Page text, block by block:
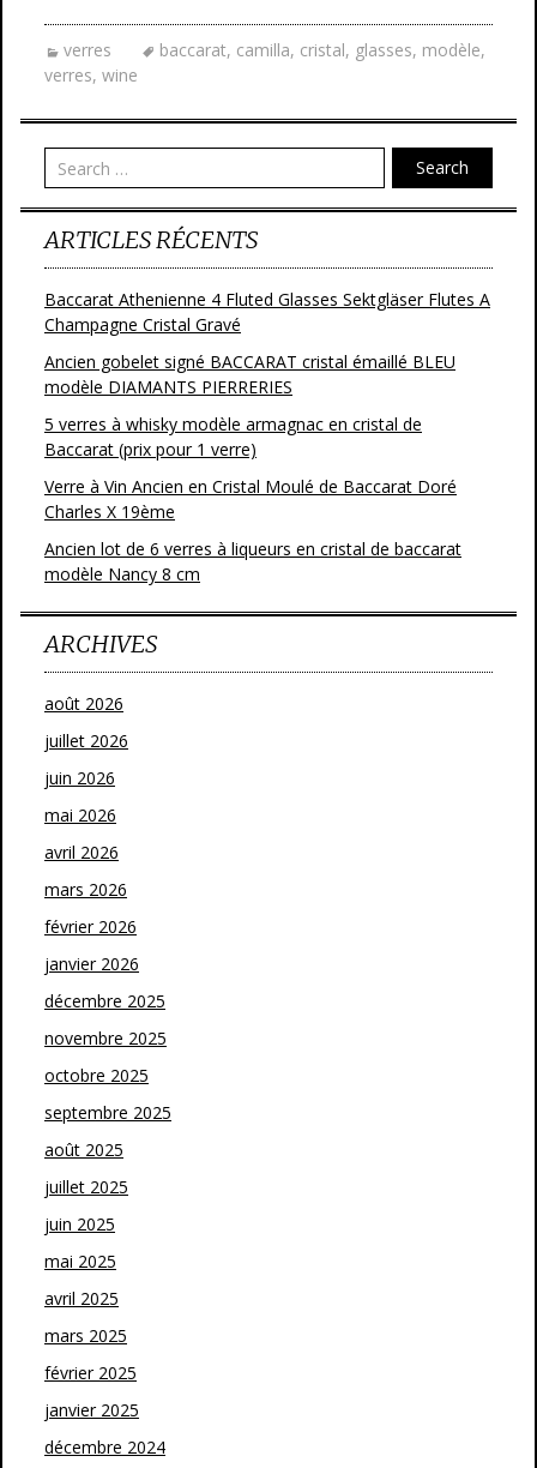
e
b
o
o
k
itt
er
ai
l
ta
g
er
verres baccarat, camilla, cristal, glasses, modèle,
verres, wine
Search
ARTICLES RÉCENTS
Baccarat Athenienne 4 Fluted Glasses Sektgläser Flutes A
Champagne Cristal Gravé
Ancien gobelet signé BACCARAT cristal émaillé BLEU
modèle DIAMANTS PIERRERIES
5 verres à whisky modèle armagnac en cristal de
Baccarat (prix pour 1 verre)
Verre à Vin Ancien en Cristal Moulé de Baccarat Doré
Charles X 19ème
Ancien lot de 6 verres à liqueurs en cristal de baccarat
modèle Nancy 8 cm
ARCHIVES
août 2026
juillet 2026
juin 2026
mai 2026
avril 2026
mars 2026
février 2026
janvier 2026
décembre 2025
novembre 2025
octobre 2025
septembre 2025
août 2025
juillet 2025
juin 2025
mai 2025
avril 2025
mars 2025
février 2025
janvier 2025
décembre 2024